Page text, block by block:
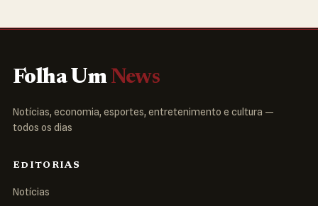
Folha Um News
Notícias, economia, esportes, entretenimento e cultura —
todos os dias
EDITORIAS
Notícias